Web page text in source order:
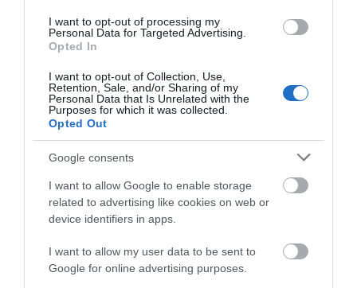
I want to opt-out of processing my
Personal Data for Targeted Advertising.
Opted In
I want to opt-out of Collection, Use,
Retention, Sale, and/or Sharing of my
Personal Data that Is Unrelated with the
Purposes for which it was collected.
Opted Out
Google consents
I want to allow Google to enable storage
related to advertising like cookies on web or
device identifiers in apps.
I want to allow my user data to be sent to
Google for online advertising purposes.
«Κόκκινος» συναγερμός σήμερα
στην Εύβοια – Τι απαγορεύεται
09.08.2026 | 08:00
Φωτιά στην Εύβοια σε ξερά χόρτα
Ρίγη συγκίνησης στην Εύβοια! Η
Ιερά Μονή Οσίου Δαυΐδ έλαμψε
Μεταμορφώσεως
08.08.2026 | 21:00
Σε δημοπρασία η
μπάλα των ιστορικών
γκολ του Μαραντόνα
Α. Ο. Χαλκίς: Πρώτο
φιλικό σήμερα για νέα
αγωνιστική περίοδο –
Η ώρα
Αθλητικό σωματείο της
Έσπασαν πιάτα στο